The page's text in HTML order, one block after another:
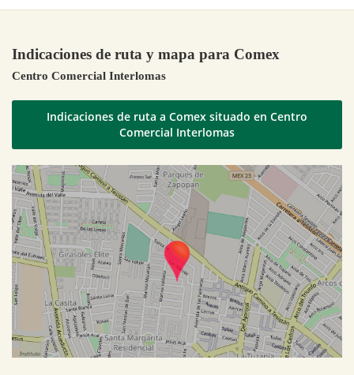
Indicaciones de ruta y mapa para Comex
Centro Comercial Interlomas
Indicaciones de ruta a Comex situado en Centro
Comercial Interlomas